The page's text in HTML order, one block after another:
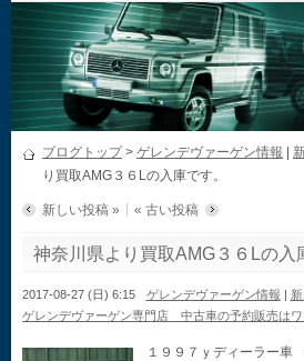
ブログトップ> ゲレンデヴァーゲン情報
り買取AMG３６Lの入庫です。
新しい投稿 » « 古い投稿
神奈川県より買取AMG３６Lの入
2017-08-27 (日) 6:15 ゲレンデヴァーゲン情報 |
ゲレンデヴァーゲン専門店 中古車の予約販売はワ
１９９７ｙディーラー